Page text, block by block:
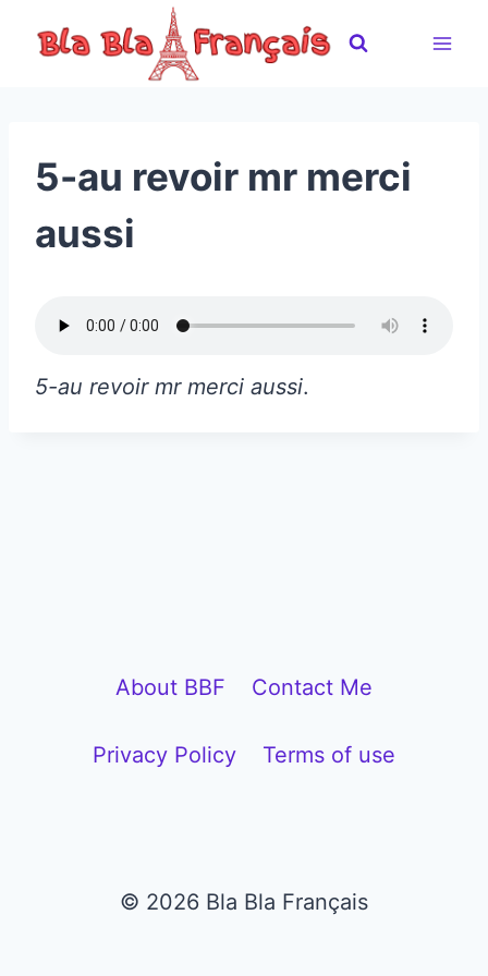
5-au revoir mr merci
aussi
5-au revoir mr merci aussi.
About BBF Contact Me
Privacy Policy Terms of use
© 2026 Bla Bla Français